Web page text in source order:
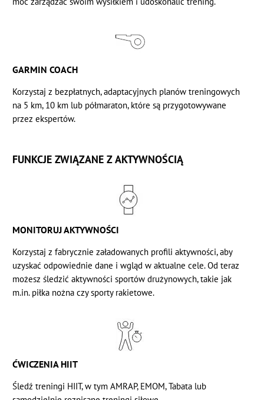
GARMIN COACH
Korzystaj z bezpłatnych, adaptacyjnych planów treningowych
na 5 km, 10 km lub półmaraton, które są przygotowywane
przez ekspertów.
FUNKCJE ZWIĄZANE Z AKTYWNOŚCIĄ
MONITORUJ AKTYWNOŚCI
Korzystaj z fabrycznie załadowanych profili aktywności, aby
uzyskać odpowiednie dane i wgląd w aktualne cele. Od teraz
możesz śledzić aktywności sportów drużynowych, takie jak
m.in. piłka nożna czy sporty rakietowe.
ĆWICZENIA HIIT
Śledź treningi HIIT, w tym AMRAP, EMOM, Tabata lub